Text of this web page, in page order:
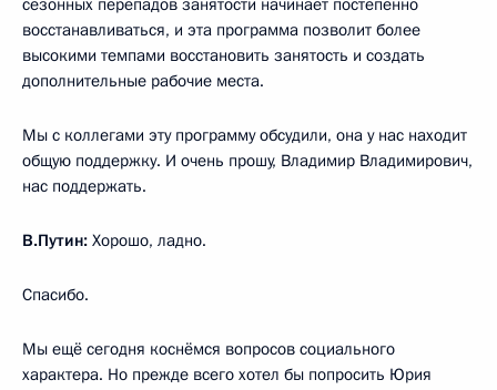
восстанавливаться, и эта программа позволит более
высокими темпами восстановить занятость и создать
дополнительные рабочие места.
Мы с коллегами эту программу обсудили, она у нас находит
общую поддержку. И очень прошу, Владимир Владимирович,
нас поддержать.
В.Путин: Хорошо, ладно.
Спасибо.
Мы ещё сегодня коснёмся вопросов социального
характера. Но прежде всего хотел бы попросить Юрия